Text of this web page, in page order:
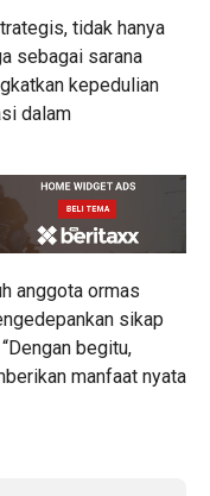
tidak hanya
sebagai sarana
kepedulian
dalam
anggota ormas
sikap
begitu,
manfaat nyata